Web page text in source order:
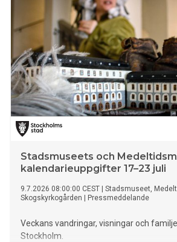
Stadsmuseets och
kalendarieuppgifter 17–23 juli
9.7.2026 08:00:00 CEST
Stadsmuseet,
Skogskyrkogården
Pressmeddelande
Veckans vandringar, visningar och
Stockholm.